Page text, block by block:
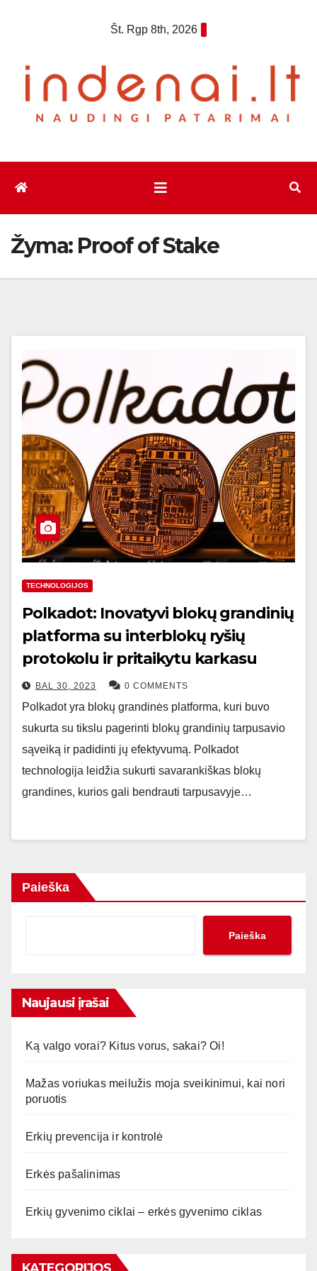
Št. Rgp 8th, 2026
Žyma: Proof of Stake
TECHNOLOGIJOS
Polkadot: Inovatyvi blokų grandinių
platforma su interblokų ryšių
protokolu ir pritaikytu karkasu
BAL 30, 2023 0 COMMENTS
Polkadot yra blokų grandinės platforma, kuri buvo
sukurta su tikslu pagerinti blokų grandinių tarpusavio
sąveiką ir padidinti jų efektyvumą. Polkadot
technologija leidžia sukurti savarankiškas blokų
grandines, kurios gali bendrauti tarpusavyje…
Paieška
Paieška
Naujausi įrašai
Ką valgo vorai? Kitus vorus, sakai? Oi!
Mažas voriukas meilužis moja sveikinimui, kai nori
poruotis
Erkių prevencija ir kontrolė
Erkės pašalinimas
Erkių gyvenimo ciklai – erkės gyvenimo ciklas